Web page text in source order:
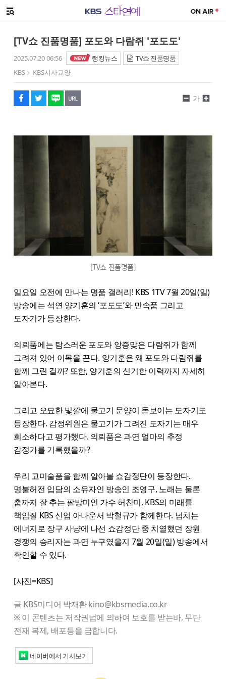
메뉴 열기
[TV쇼 진품명품] 포도와 다람쥐 '포도도'
2025.07.20 06:56 랭킹뉴스
TV쇼 진품명품
KBS
KBS시사교양
페이스북
트위터
네이버
URL복사
글씨 작게보기
가
글씨 크게보기
[TV쇼 진품명품]
일요일 오전에 만나는 명품 갤러리! KBS 1TV7월 20일(일)
방송에는 석연 양기훈의 ‘포도도’와 민속품 그리고
도자기가 등장한다.
의뢰품에는 탐스러운 포도와 앙증맞은 다람쥐가 함께
그려져 있어 이목을 끈다. 양기훈은 왜 포도와 다람쥐를
함께 그린 걸까? 또한, 양기훈의 신기한 이력까지 자세히
알아본다.
그리고 오묘한 빛깔에 물고기 문양이 돋보이는 도자기도
등장한다. 감정위원은 물고기가 그려진 도자기는 매우
희소하다고 평가했다. 의뢰품은 과연 얼마의 추정
감정가를 기록했을까?
우리 고미술품을 함께 알아볼 쇼감정단이 등장한다.
명불허전 입담의 소유자인 방송인 조영구, 노래는 물론
춤까지 잘 추는 팔방미인 가수 허찬미, KBS의 미래를
책임질 KBS 신입 아나운서 박철규가 함께한다. 넘치는
에너지로 장구 사냥에 나선 쇼감정단 중 치열했던 장원
경쟁의 승리자는 과연 누구였을지 7월 20일(일) 방송에서
확인할 수 있다.
[사진=KBS]
글 KBS미디어 박재환 kino@kbsmedia.co.kr
※ 이 콘텐츠는 저작권법에 의하여 보호를 받는바, 무단
전재 복제, 배포등을 금합니다.
네이버에서 기사보기